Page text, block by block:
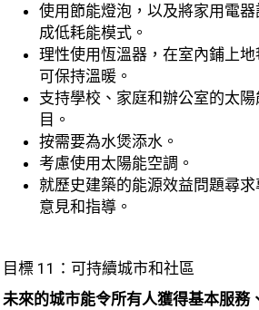
使用節能燈泡，以及將家用電器
成低耗能模式。
理性使用恆溫器，在室內鋪上地
可保持溫暖。
支持學校、家庭和辦公室的太陽
目。
按需要為水煲添水。
考慮使用太陽能空調。
就歷史建築的能源效益問題尋求
意見和指導。
目標 11：可持續城市和社區
未來的城市能令所有人獲得基本服務